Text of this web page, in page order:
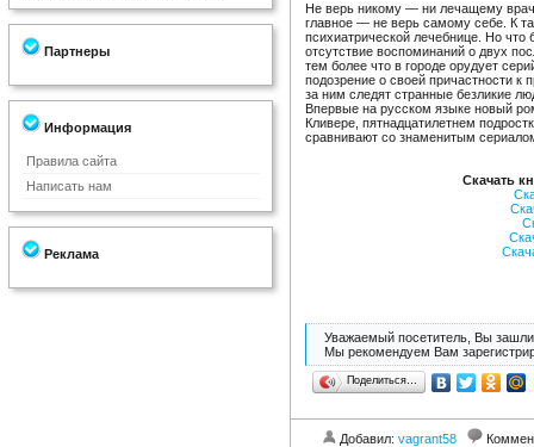
Партнеры
Информация
Правила сайта
Написать нам
Реклама
Не верь никому — ни лечащему
главное — не верь самому себе. К
психиатрической лечебнице. Но
отсутствие воспоминаний о двух
тем более что в городе орудует
подозрение о своей причастности к
за ним следят странные безликие
Впервые на русском языке новый
Кливере, пятнадцатилетнем
сравнивают со знаменитым
Скачать
Уважаемый посетитель, Вы зашли
Мы рекомендуем Вам
Поделиться…
Добавил: vagrant58